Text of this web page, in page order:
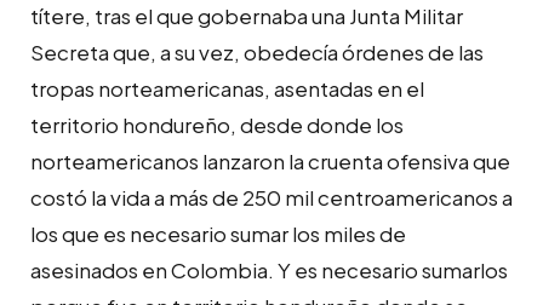
títere, tras el que gobernaba una Junta Militar
Secreta que, a su vez, obedecía órdenes de las
tropas norteamericanas, asentadas en el
territorio hondureño, desde donde los
norteamericanos lanzaron la cruenta ofensiva que
costó la vida a más de 250 mil centroamericanos a
los que es necesario sumar los miles de
asesinados en Colombia. Y es necesario sumarlos